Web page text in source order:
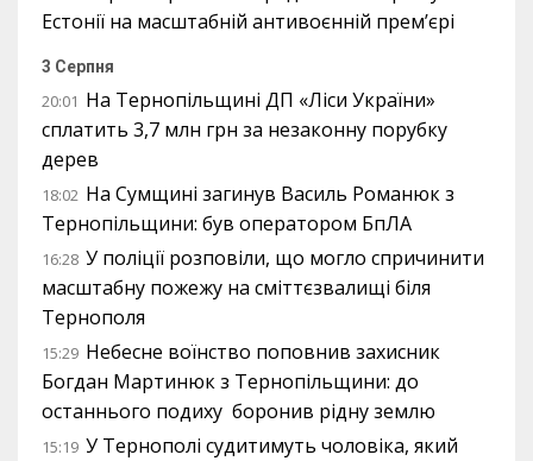
Естонії на масштабній антивоєнній прем’єрі
3 Серпня
20:01 На Тернопільщині ДП «Ліси України»
сплатить 3,7 млн грн за незаконну порубку
дерев
18:02 На Сумщині загинув Василь Романюк з
Тернопільщини: був оператором БпЛА
16:28 У поліції розповіли, що могло спричинити
масштабну пожежу на сміттєзвалищі біля
Тернополя
15:29 Небесне воїнство поповнив захисник
Богдан Мартинюк з Тернопільщини: до
останнього подиху боронив рідну землю
15:19 У Тернополі судитимуть чоловіка, який